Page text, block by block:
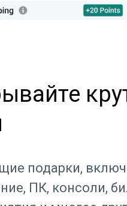
подарки,
ПК, консоли,